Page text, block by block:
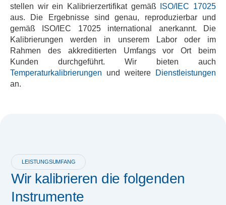
stellen wir ein Kalibrierzertifikat gemäß
ISO/IEC 17025
aus. Die Ergebnisse sind genau, reproduzierbar und
gemäß ISO/IEC 17025 international anerkannt. Die
Kalibrierungen werden in unserem Labor oder im
Rahmen des akkreditierten Umfangs vor Ort beim
Kunden durchgeführt. Wir bieten auch
Temperaturkalibrierungen und weitere
Dienstleistungen
an.
LEISTUNGSUMFANG
Wir kalibrieren die folgenden
Instrumente